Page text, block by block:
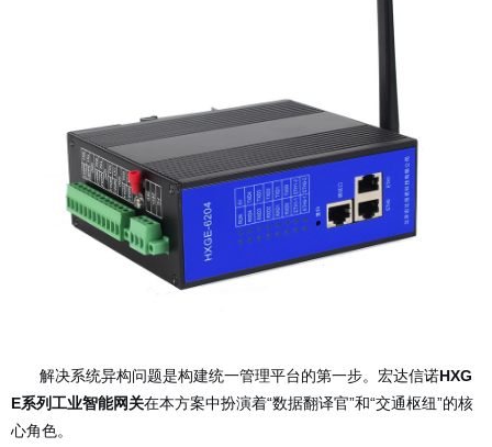
解决系统异构问题是构建统一管理平台的第一步。宏达信诺HXG
E系列工业智能网关在本方案中扮演着“数据翻译官”和“交通枢纽”的核
心角色。